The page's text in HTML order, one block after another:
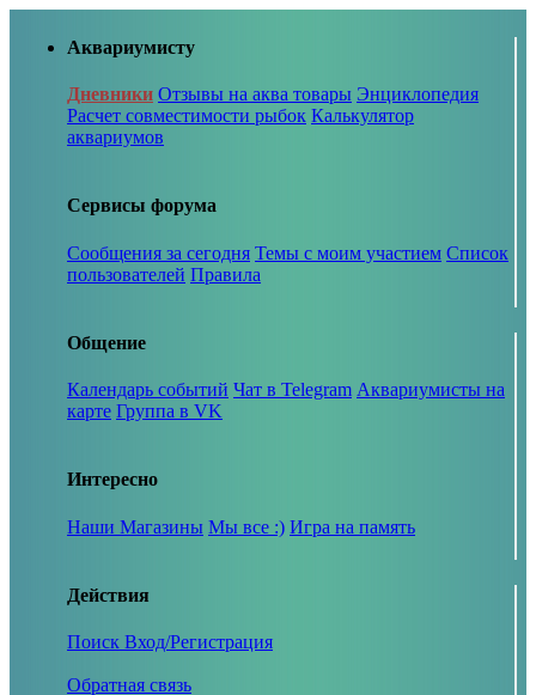
Аквариумисту
Дневники Отзывы на аква товары Энциклопедия
Расчет совместимости рыбок Калькулятор
аквариумов
Сервисы форума
Сообщения за сегодня Темы с моим участием Список
пользователей Правила
Общение
Календарь событий Чат в Telegram Аквариумисты на
карте Группа в VK
Интересно
Наши Магазины Мы все :) Игра на память
Действия
Поиск Вход/Регистрация
Обратная связь